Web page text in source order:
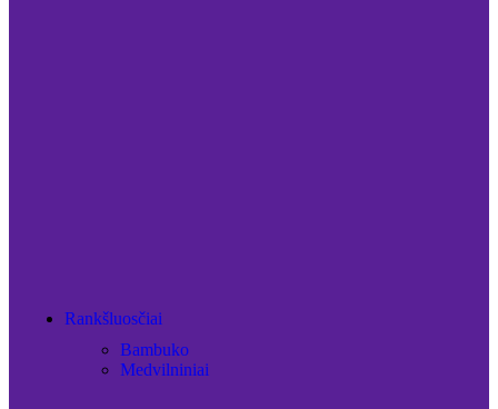
Rankšluosčiai
Bambuko
Medvilniniai